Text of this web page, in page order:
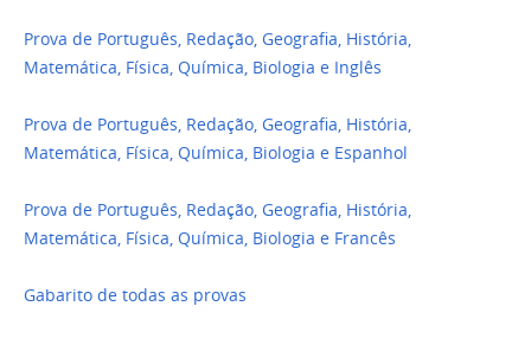
Prova de Português, Redação, Geografia, História,
Matemática, Física, Química, Biologia e Inglês
Prova de Português, Redação, Geografia, História,
Matemática, Física, Química, Biologia e Espanhol
Prova de Português, Redação, Geografia, História,
Matemática, Física, Química, Biologia e Francês
Gabarito de todas as provas